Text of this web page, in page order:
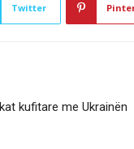
Twitter
kufitare me Ukrainën